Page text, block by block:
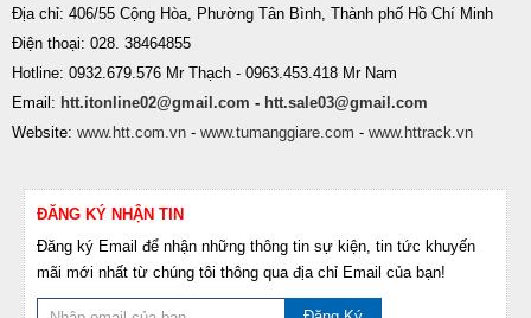
Địa chỉ: 406/55 Cộng Hòa, Phường Tân Bình, Thành phố Hồ Chí Minh
Điện thoại: 028. 38464855
Hotline: 0932.679.576 Mr Thạch - 0963.453.418 Mr Nam
Email: htt.itonline02@gmail.com - htt.sale03@gmail.com
Website: www.htt.com.vn - www.tumanggiare.com - www.httrack.vn
ĐĂNG KÝ NHẬN TIN
Đăng ký Email để nhận những thông tin sự kiện, tin tức khuyến
mãi mới nhất từ chúng tôi thông qua địa chỉ Email của bạn!